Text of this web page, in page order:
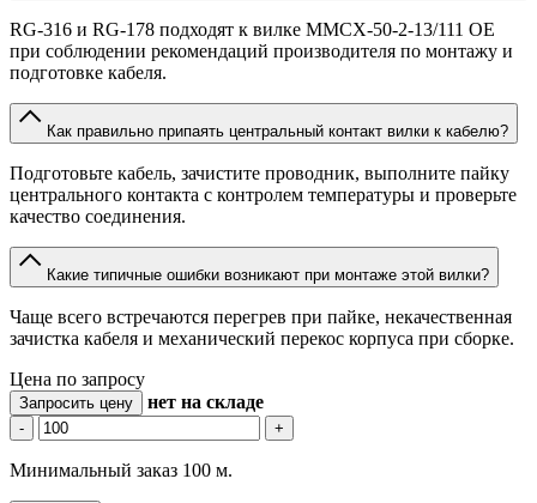
RG-316 и RG-178 подходят к вилке MMCX-50-2-13/111 OE
при соблюдении рекомендаций производителя по монтажу и
подготовке кабеля.
Как правильно припаять центральный контакт вилки к кабелю?
Подготовьте кабель, зачистите проводник, выполните пайку
центрального контакта с контролем температуры и проверьте
качество соединения.
Какие типичные ошибки возникают при монтаже этой вилки?
Чаще всего встречаются перегрев при пайке, некачественная
зачистка кабеля и механический перекос корпуса при сборке.
Цена по запросу
Запросить цену нет на складе
- +
Минимальный заказ 100 м.